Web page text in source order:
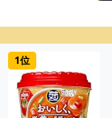
1位